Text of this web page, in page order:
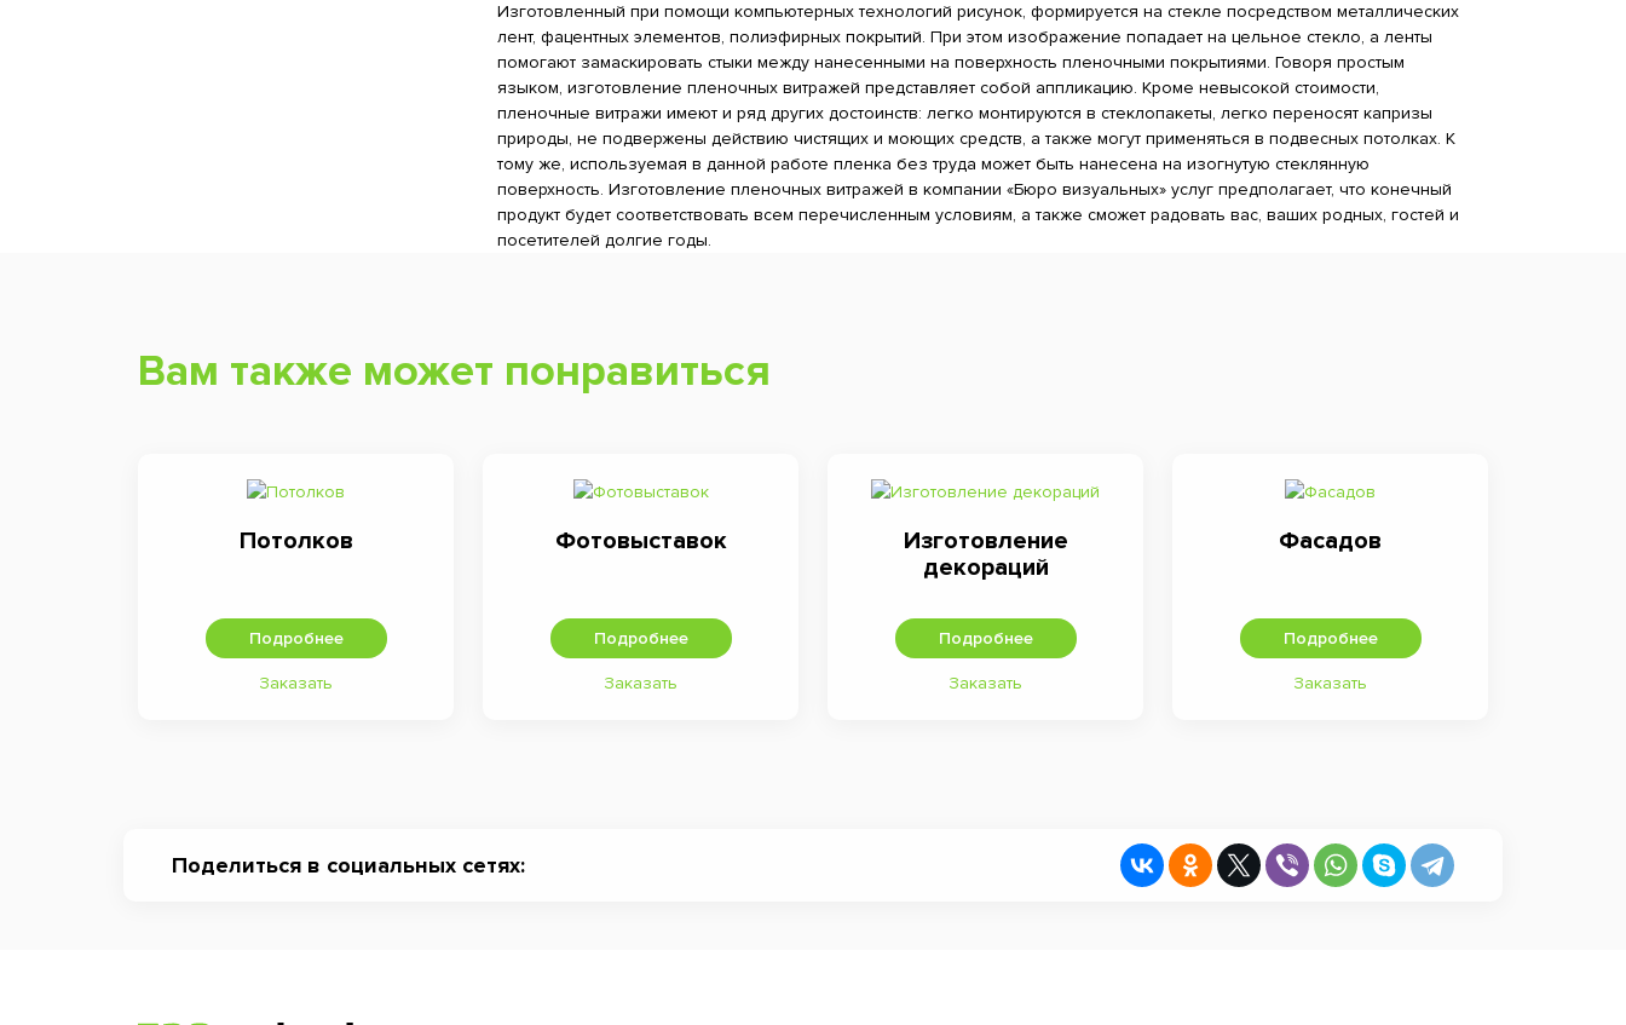
Изготовленный при помощи компьютерных технологий рисунок, формируется на стекле посредством металлических
лент, фацентных элементов, полиэфирных покрытий. При этом изображение попадает на цельное стекло, а ленты
помогают замаскировать стыки между нанесенными на поверхность пленочными покрытиями. Говоря простым
языком, изготовление пленочных витражей представляет собой аппликацию. Кроме невысокой стоимости,
пленочные витражи имеют и ряд других достоинств: легко монтируются в стеклопакеты, легко переносят капризы
природы, не подвержены действию чистящих и моющих средств, а также могут применяться в подвесных потолках. К
тому же, используемая в данной работе пленка без труда может быть нанесена на изогнутую стеклянную
поверхность. Изготовление пленочных витражей в компании «Бюро визуальных» услуг предполагает, что конечный
продукт будет соответствовать всем перечисленным условиям, а также сможет радовать вас, ваших родных, гостей и
посетителей долгие годы.
Вам также может понравиться
Потолков
Подробнее
Заказать
Фотовыставок
Подробнее
Заказать
Изготовление
декораций
Подробнее
Заказать
Фасадов
Подробнее
Заказать
Поделиться в социальных сетях: